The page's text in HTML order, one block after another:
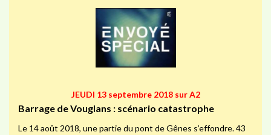
JEUDI 13 septembre 2018 sur A2
Barrage de Vouglans : scénario catastrophe
Le 14 août 2018, une partie du pont de Gênes s’effondre. 43